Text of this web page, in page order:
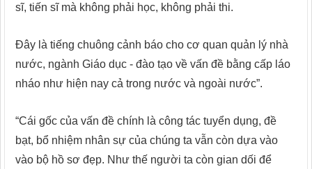
sĩ, tiến sĩ mà không phải học, không phải thi.
Đây là tiếng chuông cảnh báo cho cơ quan quản lý nhà
nước, ngành Giáo dục - đào tạo về vấn đề bằng cấp láo
nháo như hiện nay cả trong nước và ngoài nước”.
“Cái gốc của vấn đề chính là công tác tuyển dụng, đề
bạt, bổ nhiệm nhân sự của chúng ta vẫn còn dựa vào
vào bộ hồ sơ đẹp. Như thế người ta còn gian dối để